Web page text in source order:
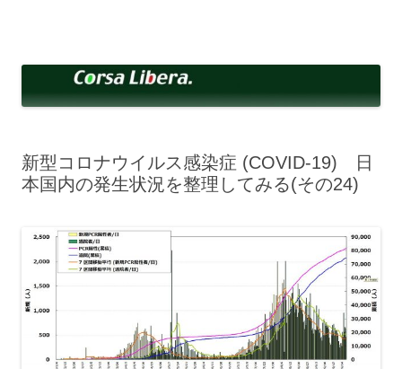
へ
ッ
新型コロナウイルス感染症 (COVID-19) 日
本国内の発生状況を整理してみる(その24)